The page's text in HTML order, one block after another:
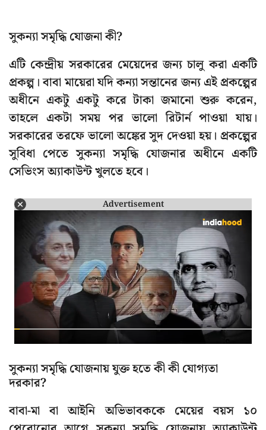
সুকন্যা সমৃদ্ধি যোজনা কী?
এটি কেন্দ্রীয় সরকারের মেয়েদের জন্য চালু করা একটি
প্রকল্প। বাবা মায়েরা যদি কন্যা সন্তানের জন্য এই প্রকল্পের
অধীনে একটু একটু করে টাকা জমানো শুরু করেন,
তাহলে একটা সময় পর ভালো রিটার্ন পাওয়া যায়।
সরকারের তরফে ভালো অঙ্কের সুদ দেওয়া হয়। প্রকল্পের
সুবিধা পেতে সুকন্যা সমৃদ্ধি যোজনার অধীনে একটি
সেভিংস অ্যাকাউন্ট খুলতে হবে।
Advertisement
সুকন্যা সমৃদ্ধি যোজনায় যুক্ত হতে কী কী যোগ্যতা
দরকার?
বাবা-মা বা আইনি অভিভাবককে মেয়ের বয়স ১০